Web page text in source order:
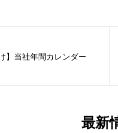
】当社年間カレンダー
最新